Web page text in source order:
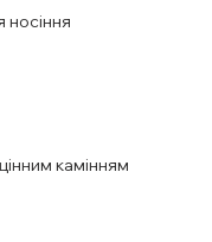
носіння
камінням